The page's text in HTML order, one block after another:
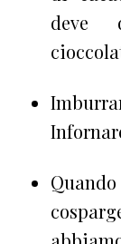
deve